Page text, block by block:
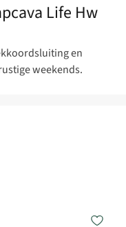
Life Hw
en
weekends.